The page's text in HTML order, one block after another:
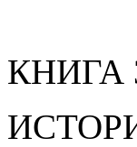
КНИГА